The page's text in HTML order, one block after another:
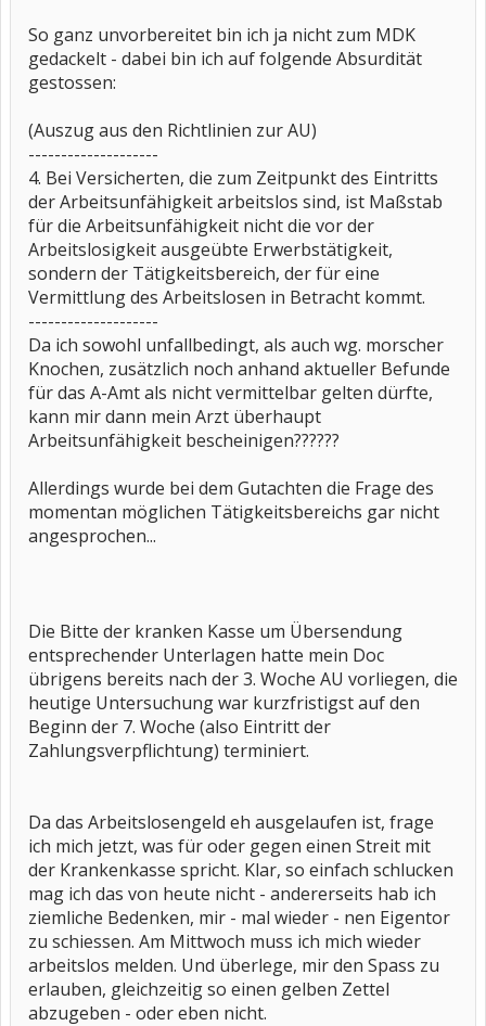
So ganz unvorbereitet bin ich ja nicht zum MDK
gedackelt - dabei bin ich auf folgende Absurdität
gestossen:
(Auszug aus den Richtlinien zur AU)
--------------------
4. Bei Versicherten, die zum Zeitpunkt des Eintritts
der Arbeitsunfähigkeit arbeitslos sind, ist Maßstab
für die Arbeitsunfähigkeit nicht die vor der
Arbeitslosigkeit ausgeübte Erwerbstätigkeit,
sondern der Tätigkeitsbereich, der für eine
Vermittlung des Arbeitslosen in Betracht kommt.
--------------------
Da ich sowohl unfallbedingt, als auch wg. morscher
Knochen, zusätzlich noch anhand aktueller Befunde
für das A-Amt als nicht vermittelbar gelten dürfte,
kann mir dann mein Arzt überhaupt
Arbeitsunfähigkeit bescheinigen??????
Allerdings wurde bei dem Gutachten die Frage des
momentan möglichen Tätigkeitsbereichs gar nicht
angesprochen...
Die Bitte der kranken Kasse um Übersendung
entsprechender Unterlagen hatte mein Doc
übrigens bereits nach der 3. Woche AU vorliegen, die
heutige Untersuchung war kurzfristigst auf den
Beginn der 7. Woche (also Eintritt der
Zahlungsverpflichtung) terminiert.
Da das Arbeitslosengeld eh ausgelaufen ist, frage
ich mich jetzt, was für oder gegen einen Streit mit
der Krankenkasse spricht. Klar, so einfach schlucken
mag ich das von heute nicht - andererseits hab ich
ziemliche Bedenken, mir - mal wieder - nen Eigentor
zu schiessen. Am Mittwoch muss ich mich wieder
arbeitslos melden. Und überlege, mir den Spass zu
erlauben, gleichzeitig so einen gelben Zettel
abzugeben - oder eben nicht.